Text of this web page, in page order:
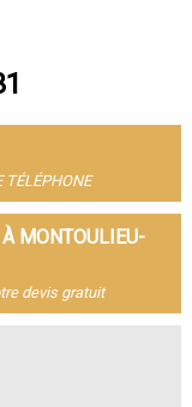
TÉLÉPHONE
MONTOULIEU-
devis gratuit